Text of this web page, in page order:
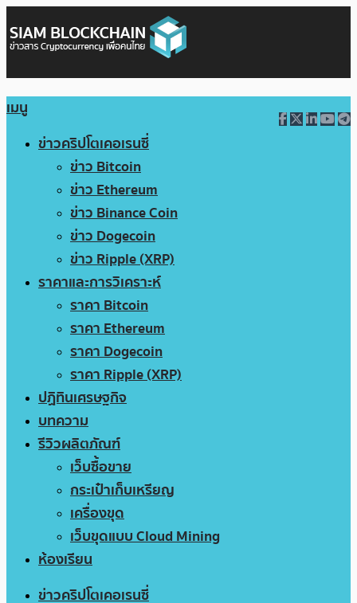
เมนู
ข่าวคริปโตเคอเรนซี่
ข่าว Bitcoin
ข่าว Ethereum
ข่าว Binance Coin
ข่าว Dogecoin
ข่าว Ripple (XRP)
ราคาและการวิเคราะห์
ราคา Bitcoin
ราคา Ethereum
ราคา Dogecoin
ราคา Ripple (XRP)
ปฏิทินเศรษฐกิจ
บทความ
รีวิวผลิตภัณฑ์
เว็บซื้อขาย
กระเป๋าเก็บเหรียญ
เครื่องขุด
เว็บขุดแบบ Cloud Mining
ห้องเรียน
ข่าวคริปโตเคอเรนซี่